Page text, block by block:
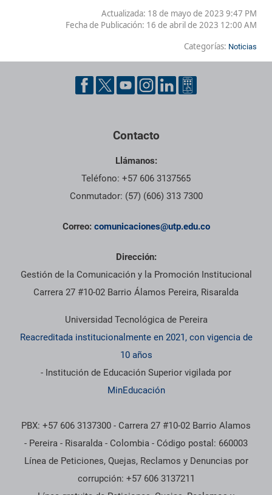
Actualizada: 18 de mayo de 2023 9:47 PM
Fecha de Publicación: 16 de abril de 2023 12:00 AM
Categorías: Noticias
Contacto
Llámanos:
Teléfono: +57 606 3137565
Conmutador: (57) (606) 313 7300
Correo: comunicaciones@utp.edu.co
Dirección:
Gestión de la Comunicación y la Promoción Institucional
Carrera 27 #10-02 Barrio Álamos Pereira, Risaralda
Universidad Tecnológica de Pereira
Reacreditada institucionalmente en 2021, con vigencia de
10 años
- Institución de Educación Superior vigilada por
MinEducación
PBX: +57 606 3137300 - Carrera 27 #10-02 Barrio Alamos
- Pereira - Risaralda - Colombia - Código postal: 660003
Línea de Peticiones, Quejas, Reclamos y Denuncias por
corrupción: +57 606 3137211